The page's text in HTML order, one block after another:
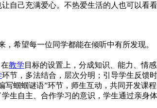
自己充满爱心。不热爱生活的人也可以看
希望每一位同学都能在倾听中有所发现。
教学 目标的设置上，分成知识、能力、情
环节，多法结合，层次分明；引导学生反馈
蝈蝈谜语”环节，师生互动，共同开发课
学生自主、合作学习的意识，学生通过亲